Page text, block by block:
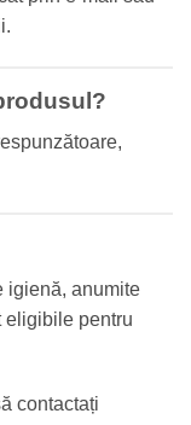
igienă, anumite
eligibile pentru
contactați